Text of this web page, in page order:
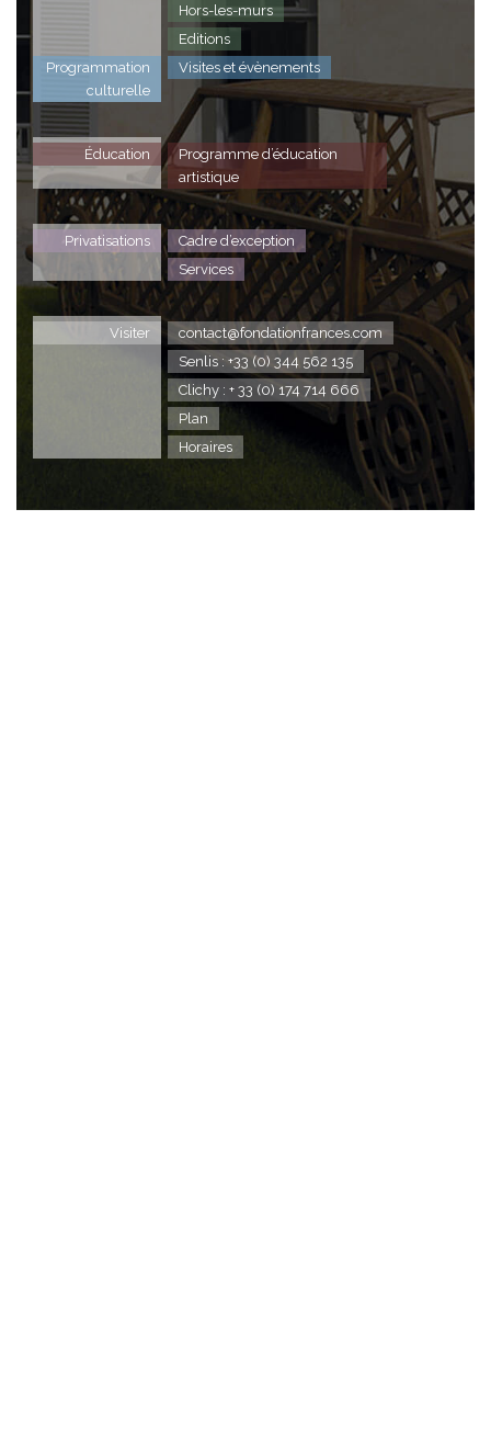
Hors-les-murs
Editions
Programmation
culturelle
Visites et évènements
Éducation
Programme d’éducation
artistique
Privatisations
Cadre d’exception
Services
Visiter
contact@fondationfrances.com
Senlis : +33 (0) 344 562 135
Clichy : + 33 (0) 174 714 666
Plan
Horaires